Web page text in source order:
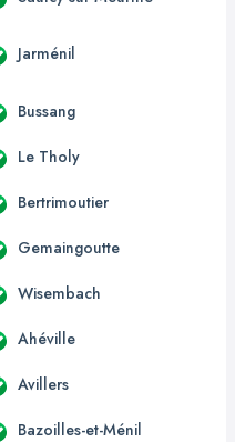
Jarménil
Bussang
Le Tholy
Bertrimoutier
Gemaingoutte
Wisembach
Ahéville
Avillers
Bazoilles-et-Ménil